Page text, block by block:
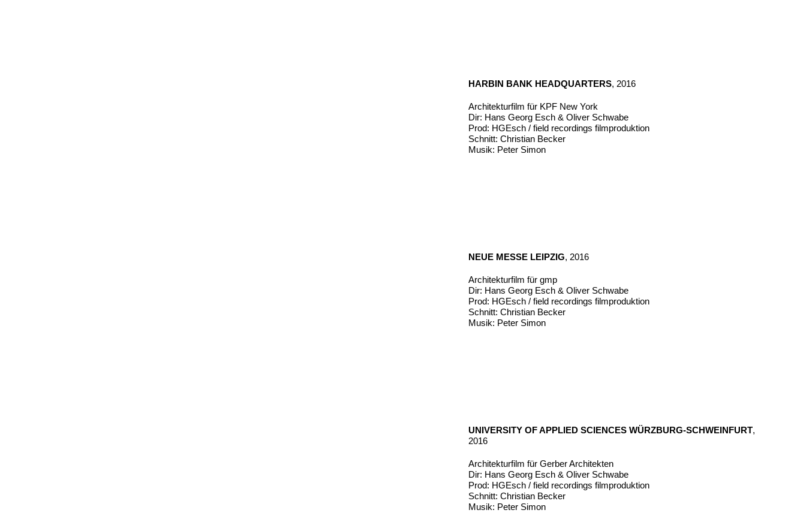
HARBIN BANK HEADQUARTERS, 2016
Architekturfilm für KPF New York
Dir: Hans Georg Esch & Oliver Schwabe
Prod: HGEsch / field recordings filmproduktion
Schnitt: Christian Becker
Musik: Peter Simon
NEUE MESSE LEIPZIG, 2016
Architekturfilm für gmp
Dir: Hans Georg Esch & Oliver Schwabe
Prod: HGEsch / field recordings filmproduktion
Schnitt: Christian Becker
Musik: Peter Simon
UNIVERSITY OF APPLIED SCIENCES WÜRZBURG-SCHWEINFURT,
2016
Architekturfilm für Gerber Architekten
Dir: Hans Georg Esch & Oliver Schwabe
Prod: HGEsch / field recordings filmproduktion
Schnitt: Christian Becker
Musik: Peter Simon